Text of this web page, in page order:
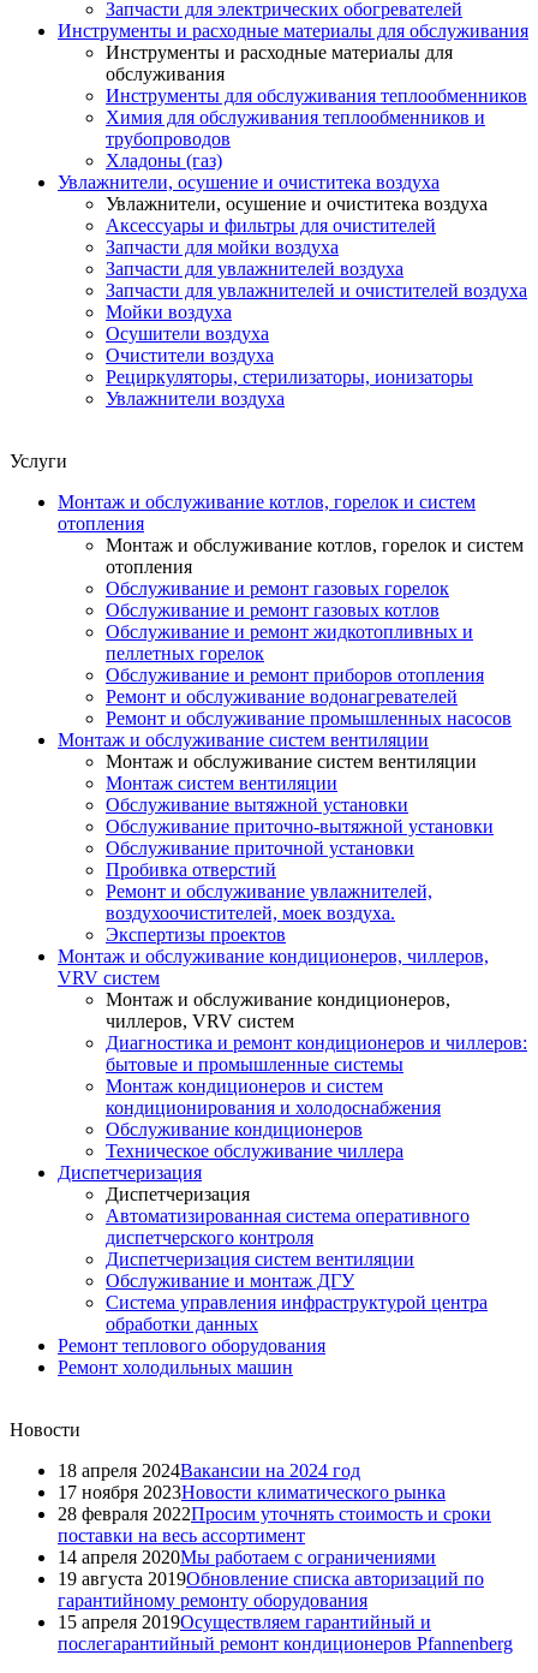
Запчасти для электрических обогревателей
Инструменты и расходные материалы для обслуживания
Инструменты и расходные материалы для
обслуживания
Инструменты для обслуживания теплообменников
Химия для обслуживания теплообменников и
трубопроводов
Хладоны (газ)
Увлажнители, осушение и очиститека воздуха
Увлажнители, осушение и очиститека воздуха
Аксессуары и фильтры для очистителей
Запчасти для мойки воздуха
Запчасти для увлажнителей воздуха
Запчасти для увлажнителей и очистителей воздуха
Мойки воздуха
Осушители воздуха
Очистители воздуха
Рециркуляторы, стерилизаторы, ионизаторы
Увлажнители воздуха
Услуги
Монтаж и обслуживание котлов, горелок и систем
отопления
Монтаж и обслуживание котлов, горелок и систем
отопления
Обслуживание и ремонт газовых горелок
Обслуживание и ремонт газовых котлов
Обслуживание и ремонт жидкотопливных и
пеллетных горелок
Обслуживание и ремонт приборов отопления
Ремонт и обслуживание водонагревателей
Ремонт и обслуживание промышленных насосов
Монтаж и обслуживание систем вентиляции
Монтаж и обслуживание систем вентиляции
Монтаж систем вентиляции
Обслуживание вытяжной установки
Обслуживание приточно-вытяжной установки
Обслуживание приточной установки
Пробивка отверстий
Ремонт и обслуживание увлажнителей,
воздухоочистителей, моек воздуха.
Экспертизы проектов
Монтаж и обслуживание кондиционеров, чиллеров,
VRV систем
Монтаж и обслуживание кондиционеров,
чиллеров, VRV систем
Диагностика и ремонт кондиционеров и чиллеров:
бытовые и промышленные системы
Монтаж кондиционеров и систем
кондиционирования и холодоснабжения
Обслуживание кондиционеров
Техническое обслуживание чиллера
Диспетчеризация
Диспетчеризация
Автоматизированная система оперативного
диспетчерского контроля
Диспетчеризация систем вентиляции
Обслуживание и монтаж ДГУ
Система управления инфраструктурой центра
обработки данных
Ремонт теплового оборудования
Ремонт холодильных машин
Новости
18 апреля 2024Вакансии на 2024 год
17 ноября 2023Новости климатического рынка
28 февраля 2022Просим уточнять стоимость и сроки
поставки на весь ассортимент
14 апреля 2020Мы работаем с ограничениями
19 августа 2019Обновление списка авторизаций по
гарантийному ремонту оборудования
15 апреля 2019Осуществляем гарантийный и
послегарантийный ремонт кондиционеров Pfannenberg